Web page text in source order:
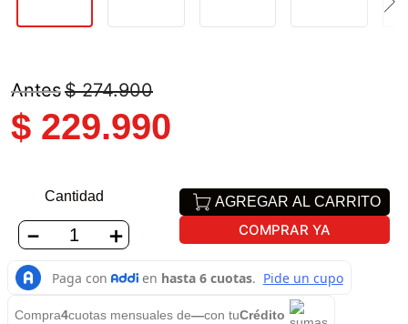
$ 274.900
$ 229.990
Cantidad
＋
－
AGREGAR AL CARRITO
COMPRAR YA
Compra4cuotas mensuales de—con tuCrédito